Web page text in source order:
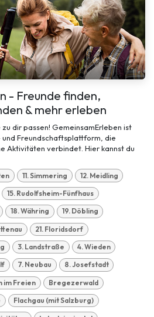
- Freunde finden,
& mehr erleben
dir passen! GemeinsamErleben ist
Freundschaftsplattform, die
Aktivitäten verbindet. Hier kannst du
11. Simmering 12. Meidling
15. Rudolfsheim-Fünfhaus
18. Währing 19. Döbling
21. Floridsdorf
3. Landstraße 4. Wieden
7. Neubau 8. Josefstadt
im Freien Bregezerwald
Flachgau (mit Salzburg)